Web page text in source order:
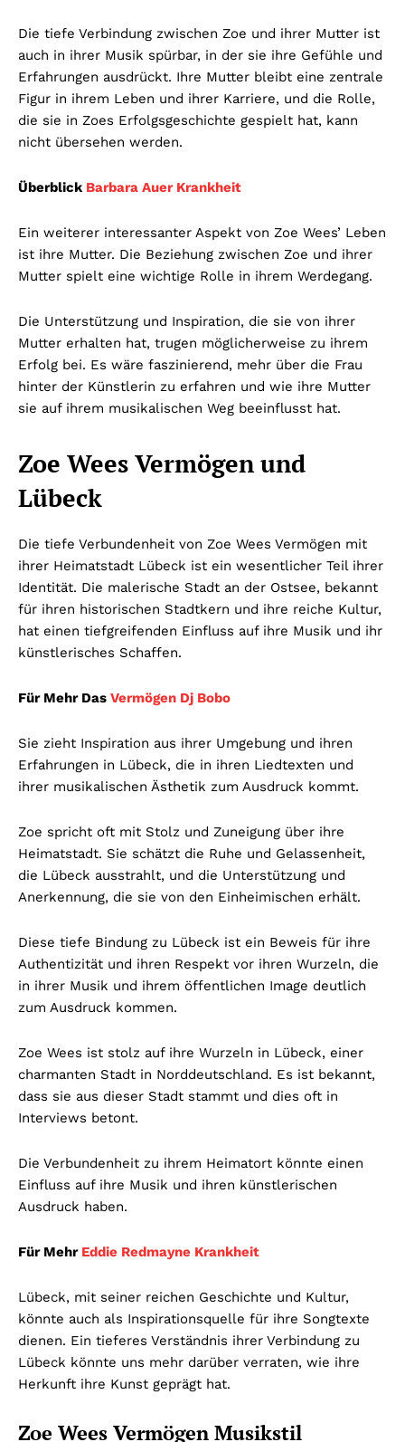
Die tiefe Verbindung zwischen Zoe und ihrer Mutter ist
auch in ihrer Musik spürbar, in der sie ihre Gefühle und
Erfahrungen ausdrückt. Ihre Mutter bleibt eine zentrale
Figur in ihrem Leben und ihrer Karriere, und die Rolle,
die sie in Zoes Erfolgsgeschichte gespielt hat, kann
nicht übersehen werden.
Überblick Barbara Auer Krankheit
Ein weiterer interessanter Aspekt von Zoe Wees’ Leben
ist ihre Mutter. Die Beziehung zwischen Zoe und ihrer
Mutter spielt eine wichtige Rolle in ihrem Werdegang.
Die Unterstützung und Inspiration, die sie von ihrer
Mutter erhalten hat, trugen möglicherweise zu ihrem
Erfolg bei. Es wäre faszinierend, mehr über die Frau
hinter der Künstlerin zu erfahren und wie ihre Mutter
sie auf ihrem musikalischen Weg beeinflusst hat.
Zoe Wees Vermögen und
Lübeck
Die tiefe Verbundenheit von Zoe Wees Vermögen mit
ihrer Heimatstadt Lübeck ist ein wesentlicher Teil ihrer
Identität. Die malerische Stadt an der Ostsee, bekannt
für ihren historischen Stadtkern und ihre reiche Kultur,
hat einen tiefgreifenden Einfluss auf ihre Musik und ihr
künstlerisches Schaffen.
Für Mehr Das Vermögen Dj Bobo
Sie zieht Inspiration aus ihrer Umgebung und ihren
Erfahrungen in Lübeck, die in ihren Liedtexten und
ihrer musikalischen Ästhetik zum Ausdruck kommt.
Zoe spricht oft mit Stolz und Zuneigung über ihre
Heimatstadt. Sie schätzt die Ruhe und Gelassenheit,
die Lübeck ausstrahlt, und die Unterstützung und
Anerkennung, die sie von den Einheimischen erhält.
Diese tiefe Bindung zu Lübeck ist ein Beweis für ihre
Authentizität und ihren Respekt vor ihren Wurzeln, die
in ihrer Musik und ihrem öffentlichen Image deutlich
zum Ausdruck kommen.
Zoe Wees ist stolz auf ihre Wurzeln in Lübeck, einer
charmanten Stadt in Norddeutschland. Es ist bekannt,
dass sie aus dieser Stadt stammt und dies oft in
Interviews betont.
Die Verbundenheit zu ihrem Heimatort könnte einen
Einfluss auf ihre Musik und ihren künstlerischen
Ausdruck haben.
Für Mehr Eddie Redmayne Krankheit
Lübeck, mit seiner reichen Geschichte und Kultur,
könnte auch als Inspirationsquelle für ihre Songtexte
dienen. Ein tieferes Verständnis ihrer Verbindung zu
Lübeck könnte uns mehr darüber verraten, wie ihre
Herkunft ihre Kunst geprägt hat.
Zoe Wees Vermögen Musikstil